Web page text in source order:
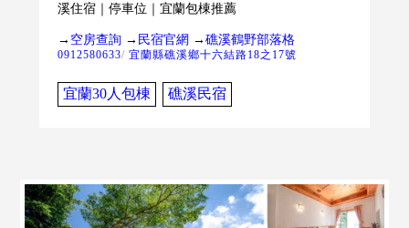
溪住宿｜停車位｜宜蘭包棟推薦
→ 空房查詢→ 民宿官網 →礁溪鶴野部落格
0912580633/ 宜蘭縣礁溪鄉十六結路18之17號
宜蘭30人包棟 礁溪民宿